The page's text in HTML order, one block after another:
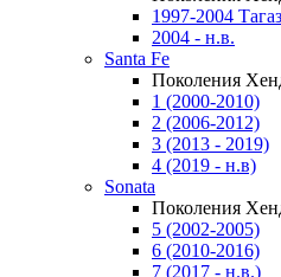
1997-2004 Тагаз
2004 - н.в.
Santa Fe
Поколения
1 (2000-2010)
2 (2006-2012)
3 (2013 - 2019)
4 (2019 - н.в)
Sonata
Поколения
5 (2002-2005)
6 (2010-2016)
7 (2017 - н.в.)